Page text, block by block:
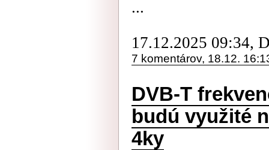
...
17.12.2025 09:34,
7 komentárov, 18.12.
DVB-T
budú využité
4ky